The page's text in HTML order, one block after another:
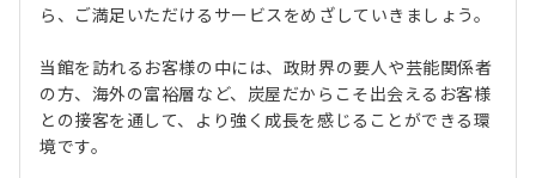
ら、ご満足いただけるサービスをめざしていきましょう。
当館を訪れるお客様の中には、政財界の要人や芸能関係者
の方、海外の富裕層など、炭屋だからこそ出会えるお客様
との接客を通して、より強く成長を感じることができる環
境です。